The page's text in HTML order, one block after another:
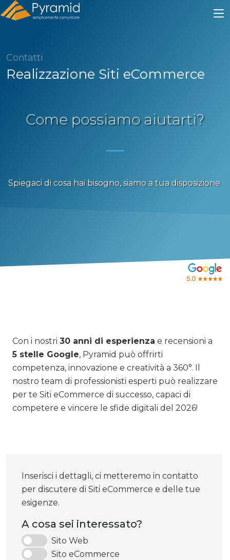
Contatti
Realizzazione Siti eCommerce
Come possiamo aiutarti?
Spiegaci di cosa hai bisogno, siamo a tua disposizione.
Con i nostri 30 anni di esperienza e recensioni a
5 stelle Google, Pyramid può offrirti
competenza, innovazione e creatività a 360°. Il
nostro team di professionisti esperti può realizzare
per te Siti eCommerce di successo, capaci di
competere e vincere le sfide digitali del 2026!
Inserisci i dettagli, ci metteremo in contatto
per discutere di Siti eCommerce e delle tue
esigenze.
A cosa sei interessato?
Sito Web
Sito eCommerce